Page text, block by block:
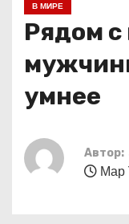
В МИРЕ
Рядом
умнее
Автор:
Мар